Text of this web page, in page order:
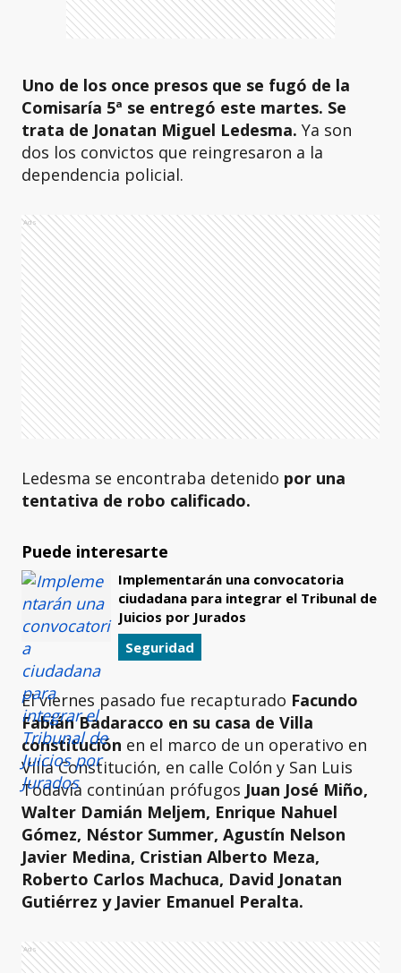
Uno de los once presos que se fugó de la
Comisaría 5ª se entregó este martes. Se
trata de Jonatan Miguel Ledesma. Ya son
dos los convictos que reingresaron a la
dependencia policial.
Ads
Ledesma se encontraba detenido por una
tentativa de robo calificado.
Puede interesarte
Implementarán una convocatoria
ciudadana para integrar el Tribunal de
Juicios por Jurados
Seguridad
El viernes pasado fue recapturado Facundo
Fabián Badaracco en su casa de Villa
constitución en el marco de un operativo en
Villa Constitución, en calle Colón y San Luis
Todavía continúan prófugos Juan José Miño,
Walter Damián Meljem, Enrique Nahuel
Gómez, Néstor Summer, Agustín Nelson
Javier Medina, Cristian Alberto Meza,
Roberto Carlos Machuca, David Jonatan
Gutiérrez y Javier Emanuel Peralta.
Ads